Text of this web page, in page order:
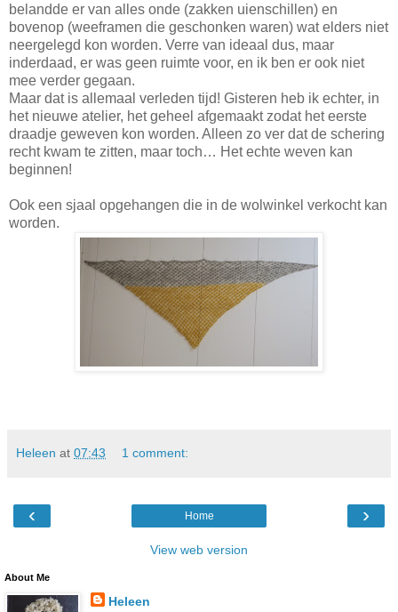
belandde er van alles onde (zakken uienschillen) en
bovenop (weeframen die geschonken waren) wat elders niet
neergelegd kon worden. Verre van ideaal dus, maar
inderdaad, er was geen ruimte voor, en ik ben er ook niet
mee verder gegaan.
Maar dat is allemaal verleden tijd! Gisteren heb ik echter, in
het nieuwe atelier, het geheel afgemaakt zodat het eerste
draadje geweven kon worden. Alleen zo ver dat de schering
recht kwam te zitten, maar toch… Het echte weven kan
beginnen!
Ook een sjaal opgehangen die in de wolwinkel verkocht kan
worden.
Heleen at 07:43 1 comment:
‹ ›
Home
View web version
About Me
Heleen